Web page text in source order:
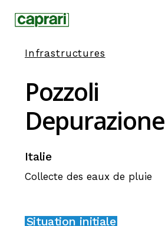
contentInfrastructures
Pozzoli
Depurazione
Italie
Collecte des eaux de pluie
Situation initiale